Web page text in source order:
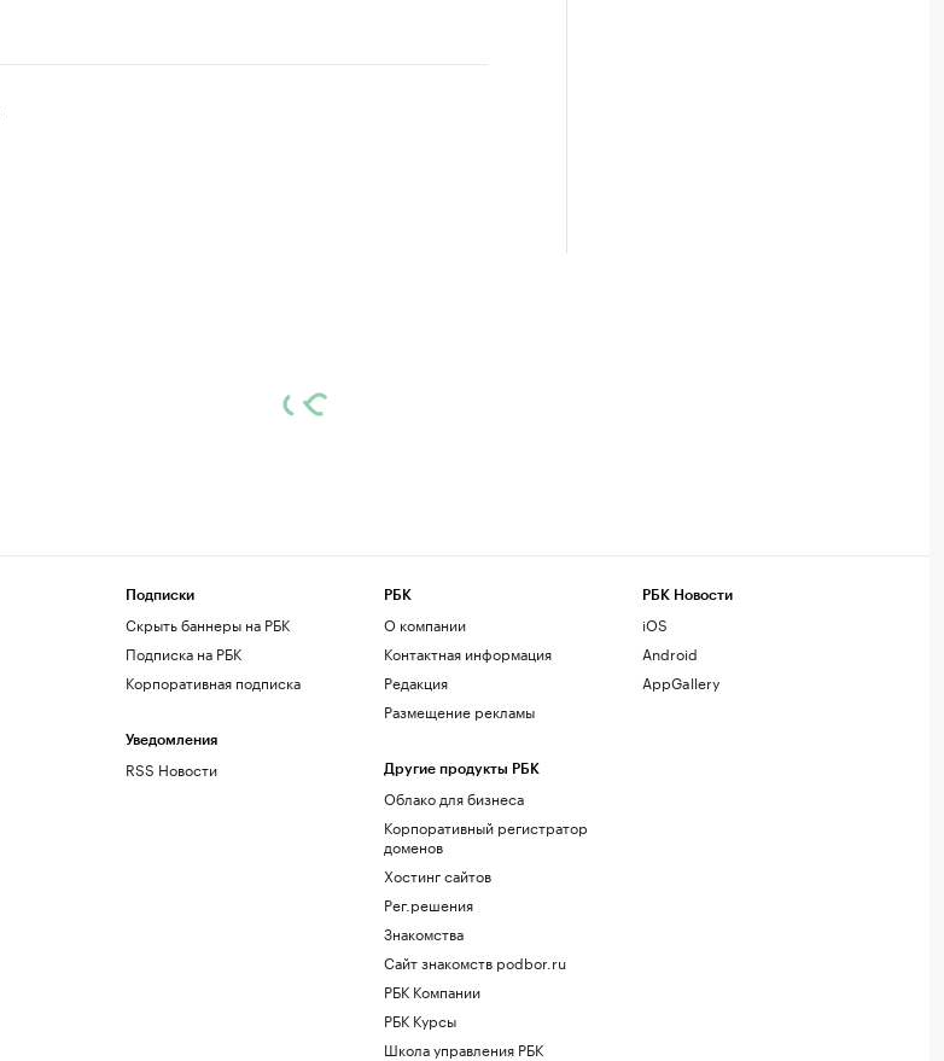
Подписки
Скрыть баннеры на РБК
Подписка на РБК
Корпоративная подписка
Уведомления
RSS Новости
РБК
О компании
Контактная информация
Редакция
Размещение рекламы
Другие продукты РБК
Облако для бизнеса
Корпоративный регистратор
доменов
Хостинг сайтов
Рег.решения
Знакомства
Сайт знакомств podbor.ru
РБК Компании
РБК Курсы
Школа управления РБК
РБК Новости
iOS
Android
AppGallery